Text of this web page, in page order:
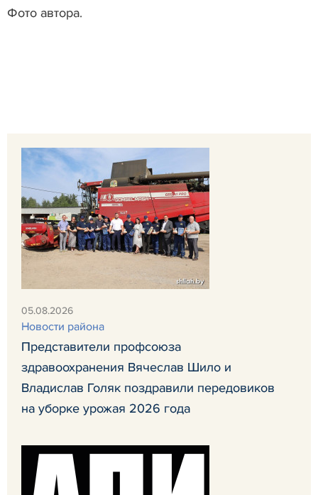
Фото автора.
05.08.2026
Новости района
Представители профсоюза
здравоохранения Вячеслав Шило и
Владислав Голяк поздравили передовиков
на уборке урожая 2026 года